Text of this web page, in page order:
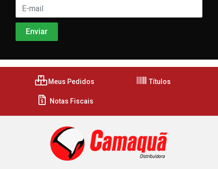
Meus Pedidos Títulos
Notas Fiscais